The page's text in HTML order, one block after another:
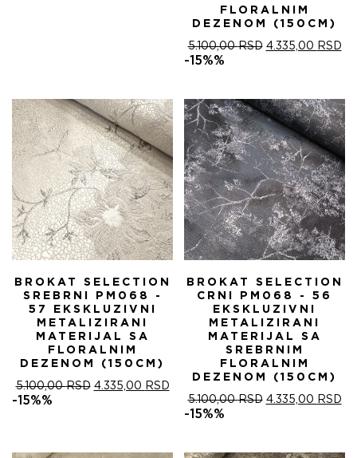
FLORALNIM
DEZENOM (150CM)
5.100,00RSD ОРИГИНАЛНА
5.100,00 RSD.
4.335,00 RSD
-15%%
BROKAT SELECTION
SREBRNI PM068 -
57 EKSKLUZIVNI
METALIZIRANI
MATERIJAL SA
FLORALNIM
DEZENOM (150CM)
5.100,00RSD ОРИГИНАЛНА
4.335,00 RSDТРЕНУТНА
ЦЕНА
-15%%
BROKAT SELECTION
CRNI PM068 - 56
EKSKLUZIVNI
METALIZIRANI
MATERIJAL SA
SREBRNIM
FLORALNIM
DEZENOM (150CM)
5.100,00RSD ОРИГИНАЛНА
5.100,00 RSD.
4.335,00 RSD
-15%%